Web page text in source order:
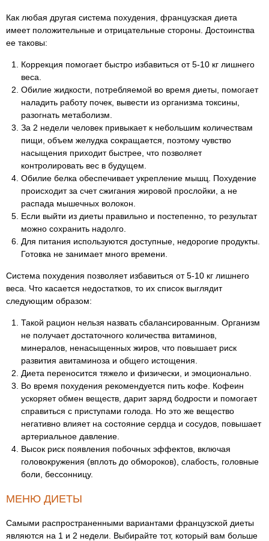
Как любая другая система похудения, французская диета
имеет положительные и отрицательные стороны. Достоинства
ее таковы:
Коррекция помогает быстро избавиться от 5-10 кг лишнего
веса.
Обилие жидкости, потребляемой во время диеты, помогает
наладить работу почек, вывести из организма токсины,
разогнать метаболизм.
За 2 недели человек привыкает к небольшим количествам
пищи, объем желудка сокращается, поэтому чувство
насыщения приходит быстрее, что позволяет
контролировать вес в будущем.
Обилие белка обеспечивает укрепление мышц. Похудение
происходит за счет сжигания жировой прослойки, а не
распада мышечных волокон.
Если выйти из диеты правильно и постепенно, то результат
можно сохранить надолго.
Для питания используются доступные, недорогие продукты.
Готовка не занимает много времени.
Система похудения позволяет избавиться от 5-10 кг лишнего
веса. Что касается недостатков, то их список выглядит
следующим образом:
Такой рацион нельзя назвать сбалансированным. Организм
не получает достаточного количества витаминов,
минералов, ненасыщенных жиров, что повышает риск
развития авитаминоза и общего истощения.
Диета переносится тяжело и физически, и эмоционально.
Во время похудения рекомендуется пить кофе. Кофеин
ускоряет обмен веществ, дарит заряд бодрости и помогает
справиться с приступами голода. Но это же вещество
негативно влияет на состояние сердца и сосудов, повышает
артериальное давление.
Высок риск появления побочных эффектов, включая
головокружения (вплоть до обмороков), слабость, головные
боли, бессонницу.
МЕНЮ ДИЕТЫ
Самыми распространенными вариантами французской диеты
являются на 1 и 2 недели. Выбирайте тот, который вам больше